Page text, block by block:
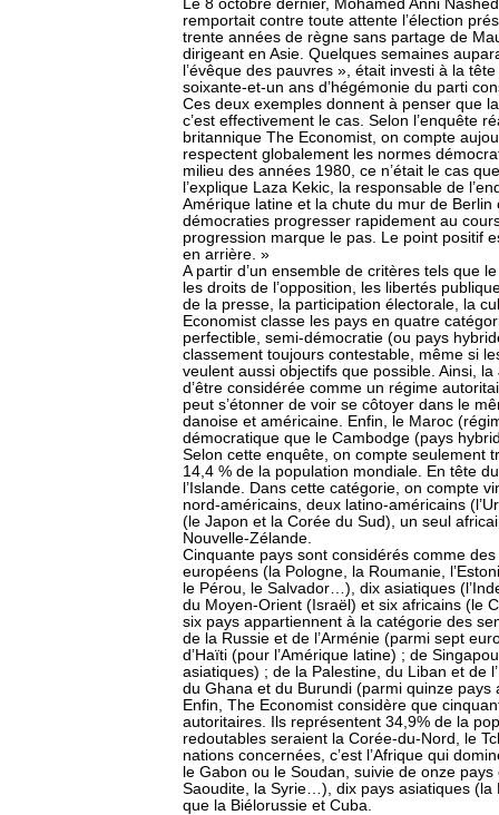
Le 8 octobre dernier, Mohamed Anni
remportait contre toute attente l’élection
trente années de règne sans partage de
dirigeant en Asie. Quelques semaines
l’évêque des pauvres », était investi à la
soixante-et-un ans d’hégémonie du parti
Ces deux exemples donnent à penser que
c’est effectivement le cas. Selon l’enquête
britannique The Economist, on compte
respectent globalement les normes
milieu des années 1980, ce n’était le cas
l’explique Laza Kekic, la responsable de
Amérique latine et la chute du mur de
démocraties progresser rapidement au
progression marque le pas. Le point positif
en arrière. »
A partir d’un ensemble de critères tels que
les droits de l’opposition, les libertés
de la presse, la participation électorale, la
Economist classe les pays en quatre
perfectible, semi-démocratie (ou pays
classement toujours contestable, même si
veulent aussi objectifs que possible. Ainsi,
d’être considérée comme un régime
peut s’étonner de voir se côtoyer dans le
danoise et américaine. Enfin, le Maroc
démocratique que le Cambodge (pays
Selon cette enquête, on compte seulement
14,4 % de la population mondiale. En tête
l’Islande. Dans cette catégorie, on compte
nord-américains, deux latino-américains
(le Japon et la Corée du Sud), un seul
Nouvelle-Zélande.
Cinquante pays sont considérés comme
européens (la Pologne, la Roumanie,
le Pérou, le Salvador…), dix asiatiques
du Moyen-Orient (Israël) et six africains (le
six pays appartiennent à la catégorie des
de la Russie et de l’Arménie (parmi sept
d’Haïti (pour l’Amérique latine) ; de
asiatiques) ; de la Palestine, du Liban et de
du Ghana et du Burundi (parmi quinze pays
Enfin, The Economist considère que
autoritaires. Ils représentent 34,9% de la
redoutables seraient la Corée-du-Nord, le
nations concernées, c’est l’Afrique qui
le Gabon ou le Soudan, suivie de onze
Saoudite, la Syrie…), dix pays asiatiques
que la Biélorussie et Cuba.